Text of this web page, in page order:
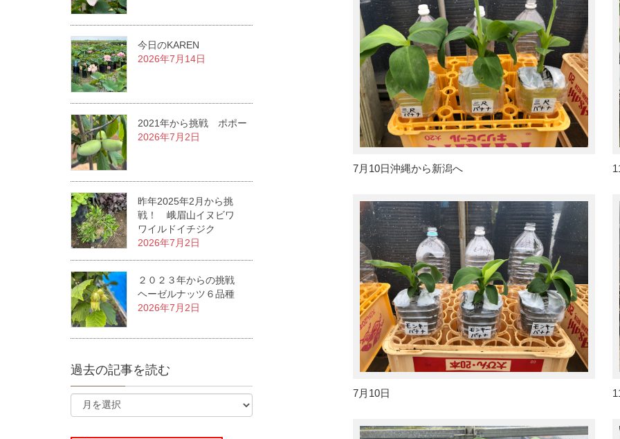
7月10日沖縄から新潟へ
7月10日
今日のKAREN
2026年7月14日
2021年から挑戦 ポポー
2026年7月2日
昨年2025年2月から挑
戦！ 峨眉山イヌビワ
ワイルドイチジク
2026年7月2日
２０２３年からの挑戦
ヘーゼルナッツ６品種
2026年7月2日
過去の記事を読む